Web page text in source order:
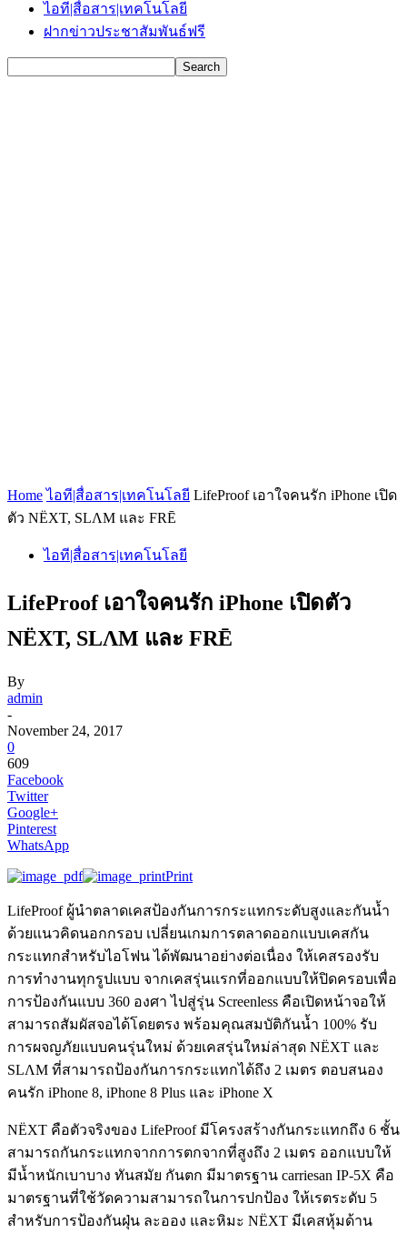
ไอที|สื่อสาร|เทคโนโลยี
ฝากข่าวประชาสัมพันธ์ฟรี
Home ไอที|สื่อสาร|เทคโนโลยี LifeProof เอาใจคนรัก iPhone เปิด
ตัว NËXT, SLΛM และ FRĒ
ไอที|สื่อสาร|เทคโนโลยี
LifeProof เอาใจคนรัก iPhone เปิดตัว
NËXT, SLΛM และ FRĒ
By
admin
-
November 24, 2017
0
609
Facebook
Twitter
Google+
Pinterest
WhatsApp
Print
LifeProof ผู้นำตลาดเคสป้องกันการกระแทกระดับสูงและกันน้ำ
ด้วยแนวคิดนอกกรอบ เปลี่ยนเกมการตลาดออกแบบเคสกัน
กระแทกสำหรับไอโฟน ได้พัฒนาอย่างต่อเนื่อง ให้เคสรองรับ
การทำงานทุกรูปแบบ จากเคสรุ่นแรกที่ออกแบบให้ปิดครอบเพื่อ
การป้องกันแบบ 360 องศา ไปสู่รุ่น Screenless คือเปิดหน้าจอให้
สามารถสัมผัสจอได้โดยตรง พร้อมคุณสมบัติกันน้ำ 100% รับ
การผจญภัยแบบคนรุ่นใหม่ ด้วยเคสรุ่นใหม่ล่าสุด NËXT และ
SLΛM ที่สามารถป้องกันการกระแทกได้ถึง 2 เมตร ตอบสนอง
คนรัก iPhone 8, iPhone 8 Plus และ iPhone X
NËXT คือตัวจริงของ LifeProof มีโครงสร้างกันกระแทกถึง 6 ชั้น
สามารถกันกระแทกจากการตกจากที่สูงถึง 2 เมตร ออกแบบให้
มีน้ำหนักเบาบาง ทันสมัย กันตก มีมาตรฐาน carriesan IP-5X คือ
มาตรฐานที่ใช้วัดความสามารถในการปกป้อง ให้เรตระดับ 5
สำหรับการป้องกันฝุ่น ละออง และหิมะ NËXT มีเคสหุ้มด้าน